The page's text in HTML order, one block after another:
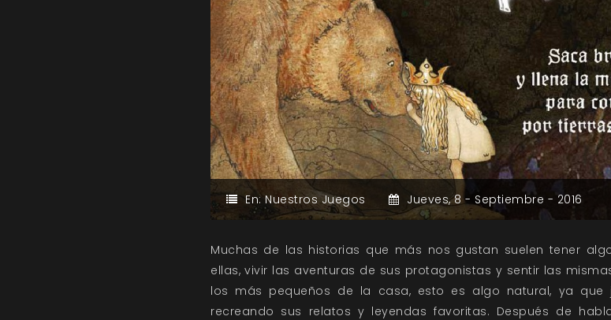
En:Nuestros Juegos Jueves,8 - Septiembre - 2016
Muchas de las historias que más nos gustan suelen tener
ellas, vivir las aventuras de sus protagonistas y sentir las
los más pequeños de la casa, esto es algo natural, ya que
recreando sus relatos y leyendas favoritas. Después de